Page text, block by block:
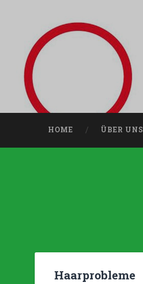
HOME ÜBER UNS
Haarprobleme